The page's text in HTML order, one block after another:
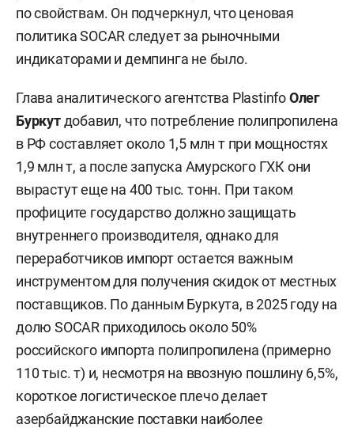
по свойствам. Он подчеркнул, что ценовая
политика SOCAR следует за рыночными
индикаторами и демпинга не было.
Глава аналитического агентства PlastinfoОлег
Буркутдобавил, что потребление полипропилена
в РФ составляет около 1,5 млн т при мощностях
1,9 млн т, а после запуска Амурского ГХК они
вырастут еще на 400 тыс. тонн. При таком
профиците государство должно защищать
внутреннего производителя, однако для
переработчиков импорт остается важным
инструментом для получения скидок от местных
поставщиков. По данным Буркута, в 2025 году на
долю SOCAR приходилось около 50%
российского импорта полипропилена (примерно
110 тыс. т) и, несмотря на ввозную пошлину 6,5%,
короткое логистическое плечо делает
азербайджанские поставки наиболее